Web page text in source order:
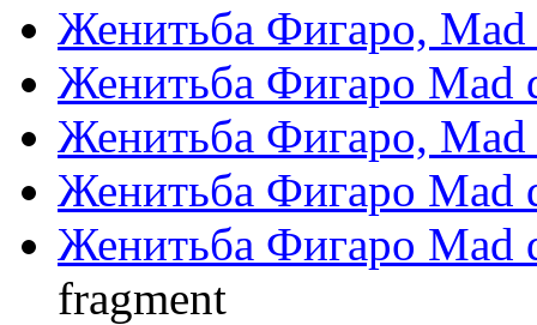
Женитьба Фигаро,
Женитьба Фигаро Mad
Женитьба Фигаро,
Женитьба Фигаро Mad
Женитьба Фигаро Mad
fragment